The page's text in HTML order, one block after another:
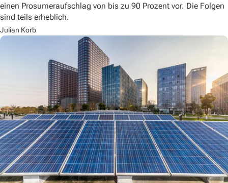
einen Prosumeraufschlag von bis zu 90 Prozent vor. Die Folgen
sind teils erheblich.
Julian Korb